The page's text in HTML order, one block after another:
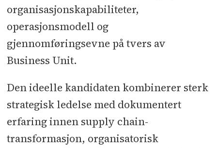
organisasjonskapabiliteter,
operasjonsmodell og
gjennomføringsevne på tvers av
Business Unit.
Den ideelle kandidaten kombinerer sterk
strategisk ledelse med dokumentert
erfaring innen supply chain-
transformasjon, organisatorisk